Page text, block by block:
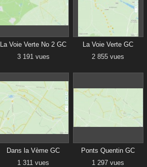
La Voie Verte No 2 GC
3 191 vues
La Voie Verte GC
2 855 vues
Dans la Vème GC
1 311 vues
Ponts Quentin GC
1 297 vues